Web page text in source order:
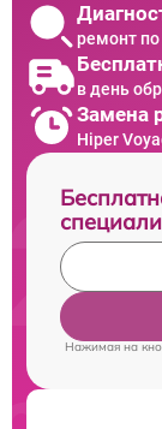
ремонт
в день
Замена
Hiper
Нажимая на